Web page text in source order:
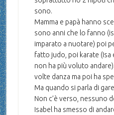
sono.
Mamma e papà hanno
sono anni che lo fanno
imparato a nuotare) poi
fatto judo, poi karate (Isa
non ha più voluto
volte danza ma poi ha
Ma quando si parla di
Non c’è verso, nessuno
Isabel ha smesso di